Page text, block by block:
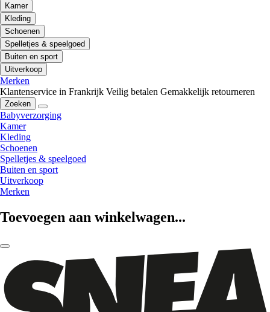
Kamer
Kleding
Schoenen
Spelletjes & speelgoed
Buiten en sport
Uitverkoop
Merken
Klantenservice in Frankrijk Veilig betalen Gemakkelijk retourneren
Zoeken
Babyverzorging
Kamer
Kleding
Schoenen
Spelletjes & speelgoed
Buiten en sport
Uitverkoop
Merken
Toevoegen aan winkelwagen...